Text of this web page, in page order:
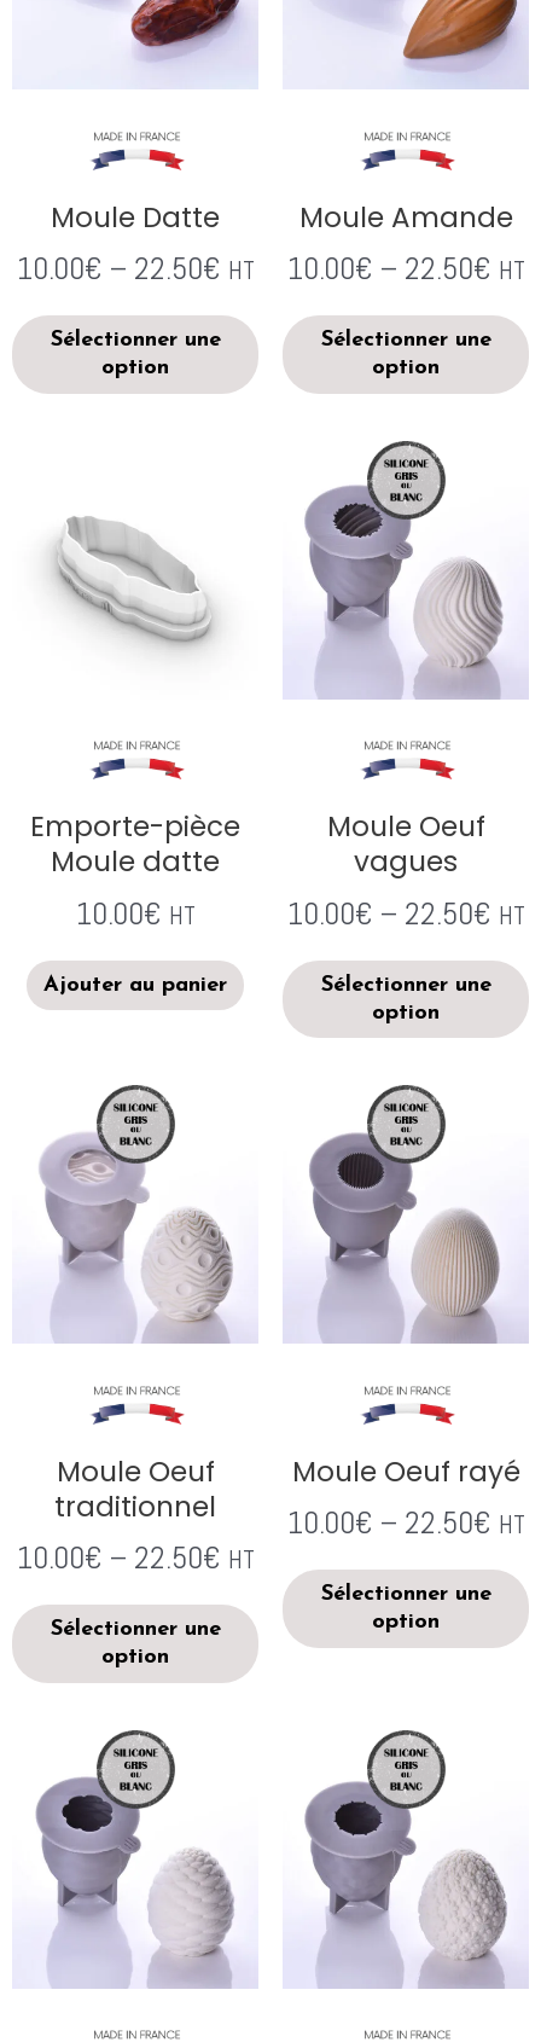
Moule Datte
10.00€ – 22.50€ HT
Sélectionner une
option
Moule Amande
10.00€ – 22.50€ HT
Sélectionner une
option
Emporte-pièce
Moule datte
10.00€ HT
Ajouter au panier
Moule Oeuf
vagues
10.00€ – 22.50€ HT
Sélectionner une
option
Moule Oeuf
traditionnel
10.00€ – 22.50€ HT
Sélectionner une
option
Moule Oeuf rayé
10.00€ – 22.50€ HT
Sélectionner une
option